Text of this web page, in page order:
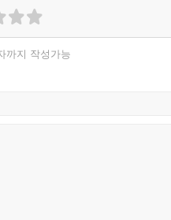
까지 작성가능